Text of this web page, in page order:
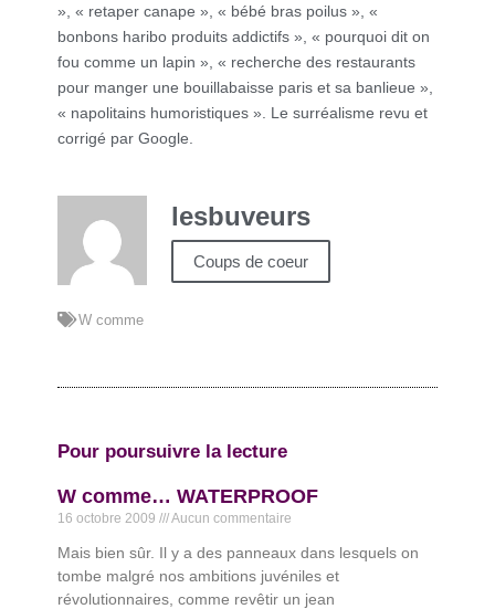
», « retaper canape », « bébé bras poilus », «
bonbons haribo produits addictifs », « pourquoi dit on
fou comme un lapin », « recherche des restaurants
pour manger une bouillabaisse paris et sa banlieue »,
« napolitains humoristiques ». Le surréalisme revu et
corrigé par Google.
lesbuveurs
Coups de coeur
W comme
Pour poursuivre la lecture
W comme… WATERPROOF
16 octobre 2009 Aucun commentaire
Mais bien sûr. Il y a des panneaux dans lesquels on
tombe malgré nos ambitions juvéniles et
révolutionnaires, comme revêtir un jean